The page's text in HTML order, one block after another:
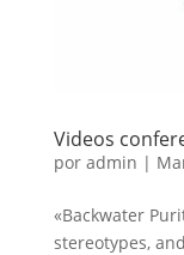
Videos
por admin |
«Backwater
stereotypes,